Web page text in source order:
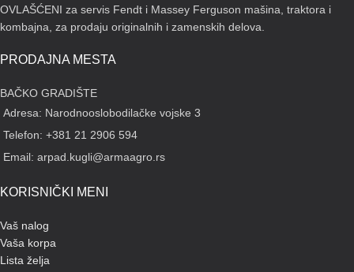
OVLAŠĆENI za servis Fendt i Massey Ferguson mašina, traktora i
kombajna, za prodaju originalnih i zamenskih delova.
PRODAJNA MESTA
BAČKO GRADIŠTE
Adresa: Narodnooslobodilačke vojske 3
Telefon: +381 21 2906 594
Email: arpad.kugli@armaagro.rs
KORISNIČKI MENI
Vaš nalog
Vaša korpa
Lista želja